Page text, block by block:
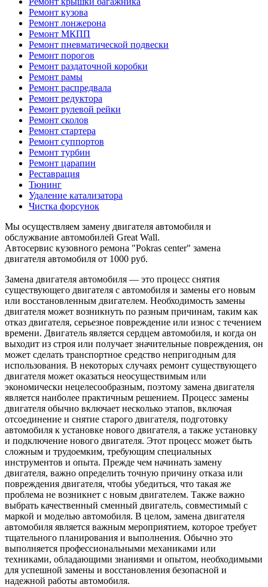
Ремонт кузова
Ремонт лонжерона
Ремонт МКПП
Ремонт пневматической подвески
Ремонт порогов
Ремонт раздаточной коробки
Ремонт рамы
Ремонт распредвала
Ремонт редуктора
Ремонт рулевой рейки
Ремонт сколов
Ремонт стартера
Ремонт суппортов
Ремонт турбин
Ремонт царапин
Реставрация
Тюнинг
Удаление катализатора
Чистка форсунок
Мы осуществляем замену двигателя автомобиля и
обслужвание автомобилей Great Wall.
Автосервис кузовного ремона "Pokras center" замена
двигателя автомобиля от 1000 руб.
Замена двигателя автомобиля — это процесс снятия
существующего двигателя с автомобиля и замены его новым
или восстановленным двигателем. Необходимость замены
двигателя может возникнуть по разным причинам, таким как
отказ двигателя, серьезное повреждение или износ с течением
времени. Двигатель является сердцем автомобиля, и когда он
выходит из строя или получает значительные повреждения, он
может сделать транспортное средство непригодным для
использования. В некоторых случаях ремонт существующего
двигателя может оказаться неосуществимым или
экономически нецелесообразным, поэтому замена двигателя
является наиболее практичным решением. Процесс замены
двигателя обычно включает несколько этапов, включая
отсоединение и снятие старого двигателя, подготовку
автомобиля к установке нового двигателя, а также установку
и подключение нового двигателя. Этот процесс может быть
сложным и трудоемким, требующим специальных
инструментов и опыта. Прежде чем начинать замену
двигателя, важно определить точную причину отказа или
повреждения двигателя, чтобы убедиться, что такая же
проблема не возникнет с новым двигателем. Также важно
выбрать качественный сменный двигатель, совместимый с
маркой и моделью автомобиля. В целом, замена двигателя
автомобиля является важным мероприятием, которое требует
тщательного планирования и выполнения. Обычно это
выполняется профессиональными механиками или
техниками, обладающими знаниями и опытом, необходимыми
для успешной замены и восстановления безопасной и
надежной работы автомобиля.